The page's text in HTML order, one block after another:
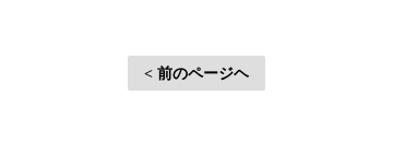
< 前のページヘ